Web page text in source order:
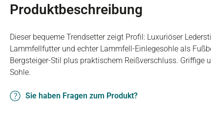
Produktbeschreibung
Dieser bequeme Trendsetter zeigt Profil: Luxuriöser
Lammfellfutter und echter Lammfell-Einlegesohle als
Bergsteiger-Stil plus praktischem Reißverschluss. Griffige
Sohle.
Sie haben Fragen zum Produkt?